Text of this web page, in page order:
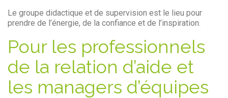
Le groupe didactique et de supervision est le lieu pour
prendre de l’énergie, de la confiance et de l’inspiration.
Pour les professionnels
de la relation d’aide et
les managers d’équipes